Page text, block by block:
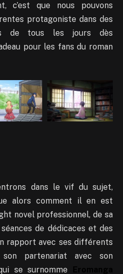
c’est que nous pouvons
protagoniste dans des
de tous les jours dès
pour les fans du roman
dans le vif du sujet,
alors comment il en est
novel professionnel, de sa
de dédicaces et des
rapport avec ses différents
partenariat avec son
se surnomme